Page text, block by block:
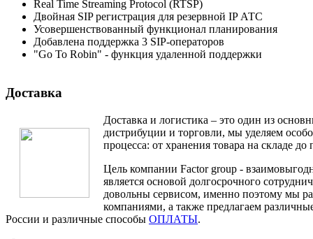
Real Time Streaming Protocol (RTSP)
Двойная SIP регистрация для резервной IP АТС
Усовершенствованный функционал планирования
Добавлена поддержка 3 SIP-операторов
"Go To Robin" - функция удаленной поддержки
Доставка
Доставка и логистика – это один из
дистрибуции и торговли, мы уделяем
процесса: от хранения товара на складе до
Цель компании Factor group -
является основой долгосрочного
довольны сервисом, именно поэтому мы
компаниями, а также предлагаем
России и различные способы ОПЛАТЫ.